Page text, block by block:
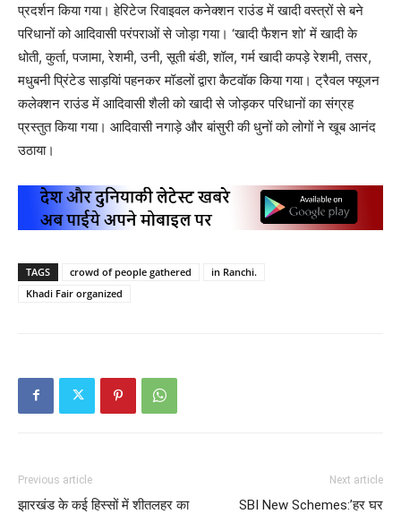
प्रदर्शन किया गया। हेरिटेज रिवाइवल कनेक्शन राउंड में खादी वस्त्रों से बने
परिधानों को आदिवासी परंपराओं से जोड़ा गया। ‘खादी फैशन शो’ में खादी के
धोती, कुर्ता, पजामा, रेशमी, उनी, सूती बंडी, शॉल, गर्म खादी कपड़े रेशमी, तसर,
मधुबनी प्रिंटेड साड़यिां पहनकर मॉडलों द्वारा कैटवॉक किया गया। ट्रैवल फ्यूजन
कलेक्शन राउंड में आदिवासी शैली को खादी से जोड़कर परिधानों का संग्रह
प्रस्तुत किया गया। आदिवासी नगाड़े और बांसुरी की धुनों को लोगों ने खूब आनंद
उठाया।
TAGS crowd of people gathered
in Ranchi.
Khadi Fair organized
Previous article
झारखंड के कई हिस्सों में शीतलहर का
Next article
SBI New Schemes:’हर घर